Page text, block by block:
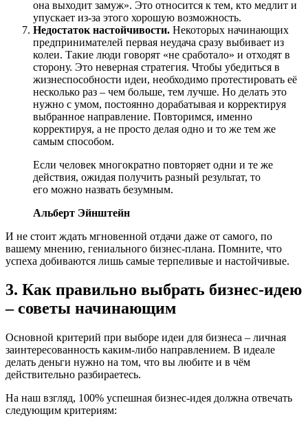
она выходит замуж». Это относится к тем, кто медлит и
упускает из-за этого хорошую возможность.
Недостаток настойчивости. Некоторых начинающих
предпринимателей первая неудача сразу выбивает из
колеи. Такие люди говорят «не сработало» и отходят в
сторону. Это неверная стратегия. Чтобы убедиться в
жизнеспособности идеи, необходимо протестировать её
несколько раз – чем больше, тем лучше. Но делать это
нужно с умом, постоянно дорабатывая и корректируя
выбранное направление. Повторимся, именно
корректируя, а не просто делая одно и то же тем же
самым способом.
Если человек многократно повторяет одни и те же
действия, ожидая получить разный результат, то
его можно назвать безумным.
Альберт Эйнштейн
И не стоит ждать мгновенной отдачи даже от самого, по
вашему мнению, гениального бизнес-плана. Помните, что
успеха добиваются лишь самые терпеливые и настойчивые.
3. Как правильно выбрать бизнес-идею
– советы начинающим
Основной критерий при выборе идеи для бизнеса – личная
заинтересованность каким-либо направлением. В идеале
делать деньги нужно на том, что вы любите и в чём
действительно разбираетесь.
На наш взгляд, 100% успешная бизнес-идея должна отвечать
следующим критериям: